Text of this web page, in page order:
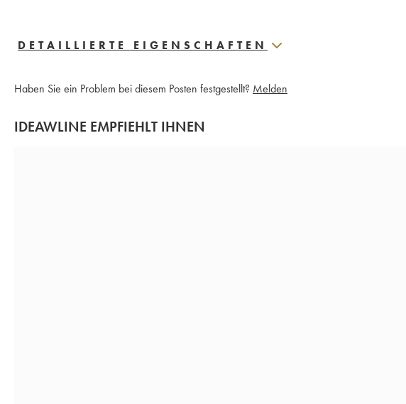
DETAILLIERTE EIGENSCHAFTEN
Haben Sie ein Problem bei diesem Posten festgestellt? Melden
IDEAWLINE EMPFIEHLT IHNEN